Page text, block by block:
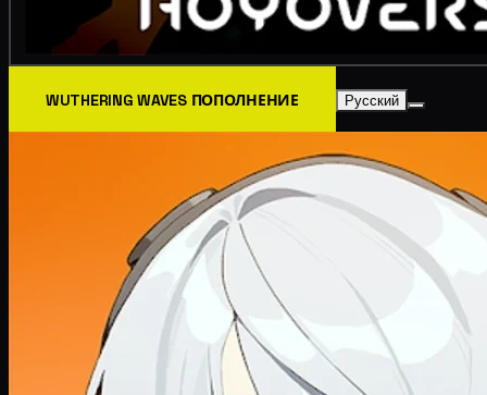
WUTHERING WAVES ПОПОЛНЕНИЕ Русский